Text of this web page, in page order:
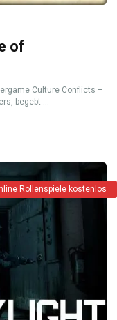
of
Culture Conflicts –
begebt ...
Rollenspiele kostenlos